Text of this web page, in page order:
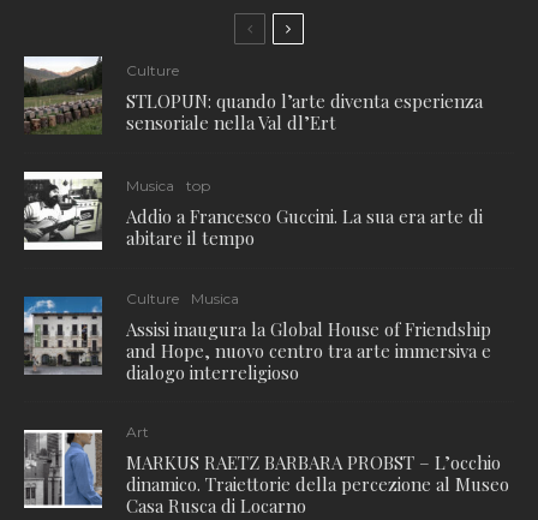
Culture
STLOPUN: quando l’arte diventa esperienza
sensoriale nella Val dl’Ert
Musica top
Addio a Francesco Guccini. La sua era arte di
abitare il tempo
Culture Musica
Assisi inaugura la Global House of Friendship
and Hope, nuovo centro tra arte immersiva e
dialogo interreligioso
Art
MARKUS RAETZ BARBARA PROBST – L’occhio
dinamico. Traiettorie della percezione al Museo
Casa Rusca di Locarno